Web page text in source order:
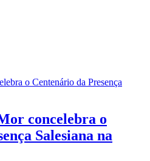
concelebra o
Salesiana na